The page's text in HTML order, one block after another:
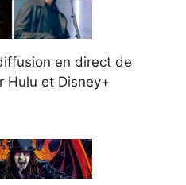
en direct de
Hulu et Disney+